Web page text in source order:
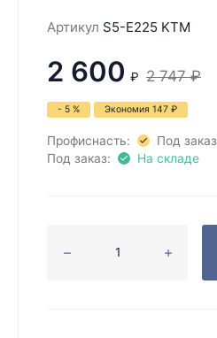
Артикул S5-E225 KTM
2 600 ₽ 2 747 ₽
- 5 % Экономия 147 ₽
Профиснасть:
Под заказ
Под заказ:
На складе